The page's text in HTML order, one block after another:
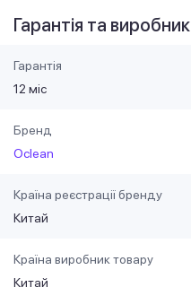
Гарантія та виробник
Гарантія
12 міс
Бренд
Oclean
Країна реєстрації бренду
Китай
Країна виробник товару
Китай